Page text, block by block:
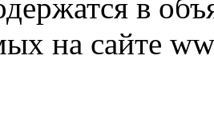
в
на сайте